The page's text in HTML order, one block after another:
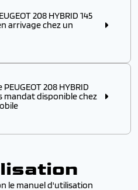
208 HYBRID 145
arrivage chez un
ouen arrivagechez un
immédiatement ,
de délai usine
auprès des
rapide
208 HYBRID
mandat disponible chez
208 HYBRID 145
au tarif catalogue
de lagarantie
delivraison rapide
le manuel d'utilisation